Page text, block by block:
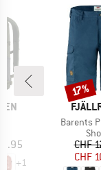
+1
MARKE
Artikel
Barents
CHF
CHF
Rabatt
17%